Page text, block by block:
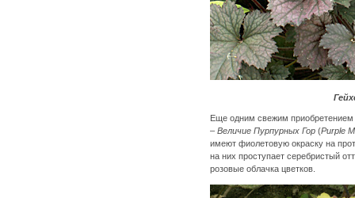
Еще одним свежим приобретением
– Величие Пурпурных Гор (Purple
имеют фиолетовую окраску на
на них проступает серебристый
розовые облачка цветков.